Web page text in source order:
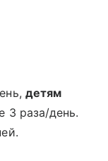
детям
3 раза/день.